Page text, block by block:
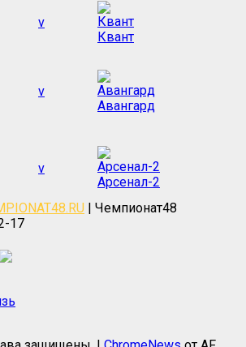
v
Квант
v
Авангард
v
Арсенал-2
| Чемпионат48
17